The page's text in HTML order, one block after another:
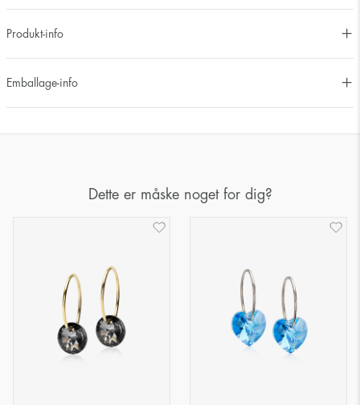
Produkt-info
Emballage-info
Dette er måske noget for dig?